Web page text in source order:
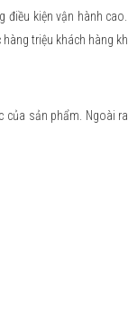
kiện vận hành
triệu khách hàng
của sản phẩm. Ngoài